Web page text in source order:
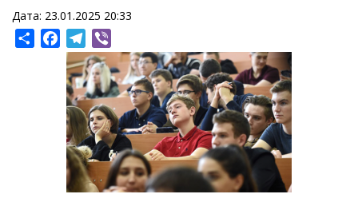
Дата: 23.01.2025 20:33
ShareFacebookTelegram